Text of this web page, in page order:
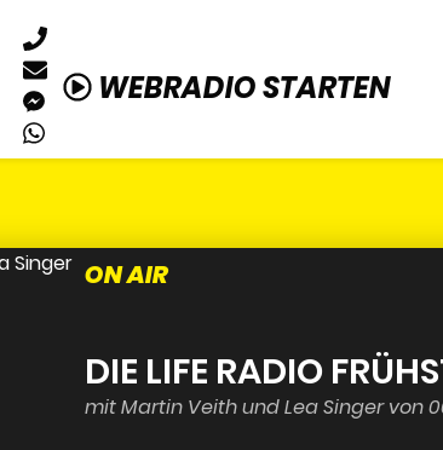
WEBRADIO STARTEN
ON AIR
DIE LIFE RADIO
mit Martin Veith und Lea Singer von